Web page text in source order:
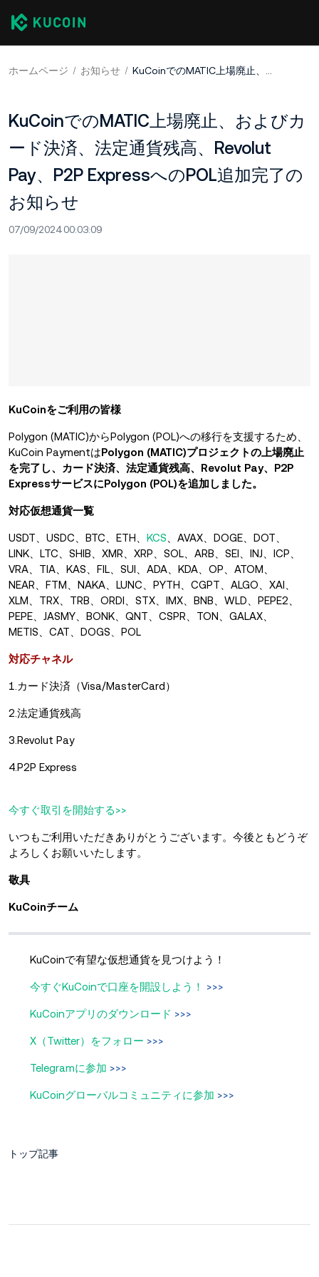
ホームページ お知らせ KuCoinでのMATIC上場廃止、およびカード決済、法定通貨残高、Revolut Pay、P2P ExpressへのPOL追加完了のお知らせ
KuCoinでのMATIC上場廃止、およびカ
ード決済、法定通貨残高、Revolut
Pay、P2P ExpressへのPOL追加完了の
お知らせ
07/09/2024 00:03:09
KuCoinをご利用の皆様
Polygon (MATIC)からPolygon (POL)への移行を支援するため、
KuCoin PaymentはPolygon (MATIC)プロジェクトの上場廃止
を完了し、カード決済、法定通貨残高、Revolut Pay、P2P
ExpressサービスにPolygon (POL)を追加しました。
対応仮想通貨一覧
USDT、USDC、BTC、ETH、 KCS 、AVAX、DOGE、DOT、
LINK、LTC、SHIB、XMR、XRP、SOL、ARB、SEI、INJ、ICP、
VRA、TIA、KAS、FIL、SUI、ADA、KDA、OP、ATOM、
NEAR、FTM、NAKA、LUNC、PYTH、CGPT、ALGO、XAI、
XLM、TRX、TRB、ORDI、STX、IMX、BNB、WLD、PEPE2、
PEPE、JASMY、BONK、QNT、CSPR、TON、GALAX、
METIS、CAT、DOGS
POL
対応チャネル
1.カード決済（Visa/MasterCard）
2.法定通貨残高
3.Revolut Pay
4.P2P Express
今すぐ取引を開始する>>
いつもご利用いただきありがとうございます。今後ともどうぞ
よろしくお願いいたします。
敬具
KuCoinチーム
KuCoinで有望な仮想通貨を見つけよう！
今すぐKuCoinで口座を開設しよう！ >>>
KuCoinアプリのダウンロード >>>
X（Twitter）をフォロー >>>
Telegramに参加 >>>
KuCoinグローバルコミュニティに参加 >>>
トップ記事